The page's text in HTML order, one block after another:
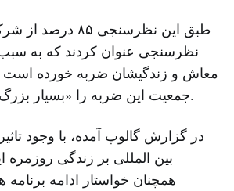
طبق این نظرسنجی
نظرسنجی عنوان کردند که به
جمعیت این ضربه را «بسیار بزرگ» توصیف کرده‌اند.
در گزارش گالوپ آمده، با وجود
بین المللی بر زندگی روزمره
همچنان خواستار ادامه